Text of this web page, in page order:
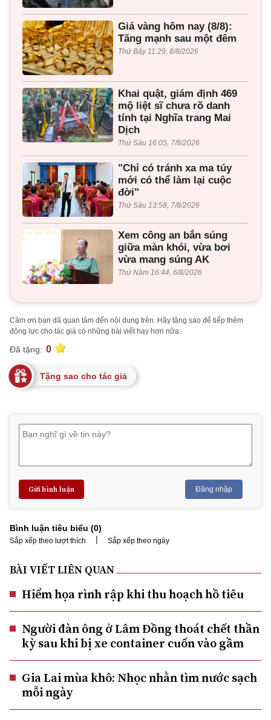
Giá vàng hôm nay (8/8):
Tăng mạnh sau một đêm
Thứ Bảy 11:29, 8/8/2026
Khai quật, giám định 469
mộ liệt sĩ chưa rõ danh
tính tại Nghĩa trang Mai
Dịch
Thứ Sáu 16:05, 7/8/2026
"Chỉ có tránh xa ma túy
mới có thể làm lại cuộc
đời"
Thứ Sáu 13:58, 7/8/2026
Xem công an bắn súng
giữa màn khói, vừa bơi
vừa mang súng AK
Thứ Năm 16:44, 6/8/2026
Cảm ơn bạn đã quan tâm đến nội dung trên. Hãy tặng sao để tiếp thêm
động lực cho tác giả có những bài viết hay hơn nữa.
Đã tặng: 0
Tặng sao cho tác giả
Gửi bình luận Đăng nhập
Bình luận tiêu biểu (0)
Sắp xếp theo lượt thích | Sắp xếp theo ngày
BÀI VIẾT LIÊN QUAN
Hiểm họa rình rập khi thu hoạch hồ tiêu
Người đàn ông ở Lâm Đồng thoát chết thần
kỳ sau khi bị xe container cuốn vào gầm
Gia Lai mùa khô: Nhọc nhằn tìm nước sạch
mỗi ngày